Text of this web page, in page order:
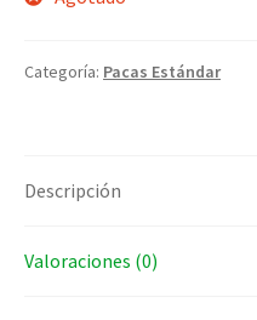
Categoría: Pacas Estándar
Descripción
Valoraciones (0)